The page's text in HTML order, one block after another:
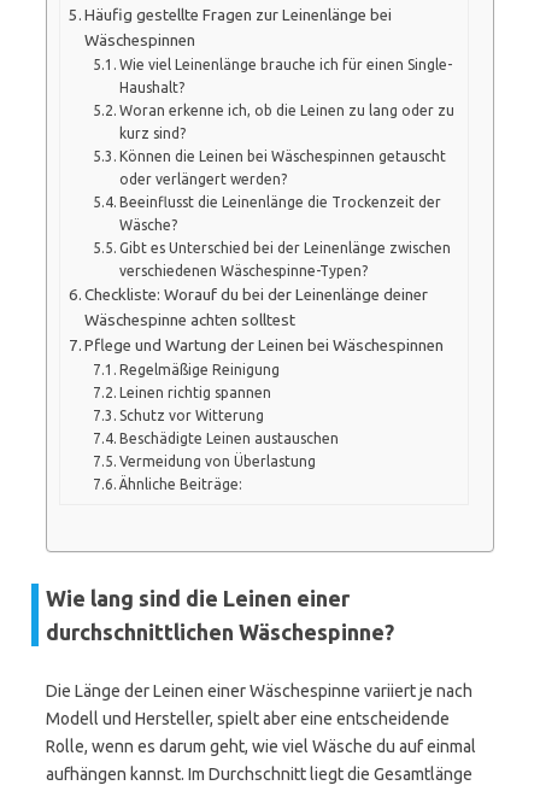
Häufig gestellte Fragen zur Leinenlänge bei
Wäschespinnen
Wie viel Leinenlänge brauche ich für einen Single-
Haushalt?
Woran erkenne ich, ob die Leinen zu lang oder zu
kurz sind?
Können die Leinen bei Wäschespinnen getauscht
oder verlängert werden?
Beeinflusst die Leinenlänge die Trockenzeit der
Wäsche?
Gibt es Unterschied bei der Leinenlänge zwischen
verschiedenen Wäschespinne-Typen?
Checkliste: Worauf du bei der Leinenlänge deiner
Wäschespinne achten solltest
Pflege und Wartung der Leinen bei Wäschespinnen
Regelmäßige Reinigung
Leinen richtig spannen
Schutz vor Witterung
Beschädigte Leinen austauschen
Vermeidung von Überlastung
Ähnliche Beiträge:
Wie lang sind die Leinen einer
durchschnittlichen Wäschespinne?
Die Länge der Leinen einer Wäschespinne variiert je nach
Modell und Hersteller, spielt aber eine entscheidende
Rolle, wenn es darum geht, wie viel Wäsche du auf einmal
aufhängen kannst. Im Durchschnitt liegt die Gesamtlänge